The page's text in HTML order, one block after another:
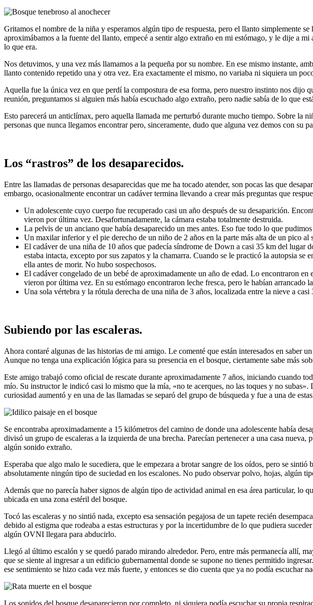
Gritamos el nombre de la niña y esperamos algún tipo de respuesta, pero el llanto simplemente
aproximábamos a la fuente del llanto, empecé a sentir algo extraño en mi estómago, y le dije a
lo que era.
Nos detuvimos, y una vez más llamamos a la pequeña por su nombre. En ese mismo instante,
llanto contenido repetido una y otra vez. Era exactamente el mismo, no variaba ni siquiera un
Aquella fue la única vez en que perdí la compostura de esa forma, pero nuestro instinto nos dijo
reunión, preguntamos si alguien más había escuchado algo extraño, pero nadie sabía de lo que
Esto parecerá un anticlímax, pero aquella llamada me perturbó durante mucho tiempo. Sobre la
personas que nunca llegamos encontrar pero, sinceramente, dudo que alguna vez demos con su
Los “rastros” de los desaparecidos.
Entre las llamadas de personas desaparecidas que me ha tocado atender, son pocas las que
embargo, ocasionalmente encontrar un cadáver termina llevando a crear más preguntas que
Un adolescente cuyo cuerpo fue recuperado casi un año después de su desaparición.
vieron por última vez. Desafortunadamente, la cámara estaba totalmente destruida.
La pelvis de un anciano que había desaparecido un mes antes. Eso fue todo lo que
Un maxilar inferior y el pie derecho de un niño de 2 años en la parte más alta de un pico al
El cadáver de una niña de 10 años que padecía síndrome de Down a casi 35 km del lugar
estaba intacta, excepto por sus zapatos y la chamarra. Cuando se le practicó la autopsia
ella antes de morir. No hubo sospechosos.
El cadáver congelado de un bebé de aproximadamente un año de edad. Lo encontraron
vieron por última vez. En su estómago encontraron leche fresca, pero le habían arrancado
Una sola vértebra y la rótula derecha de una niña de 3 años, localizada entre la nieve a
Subiendo por las escaleras.
Ahora contaré algunas de las historias de mi amigo. Le comenté que están interesados en saber
Aunque no tenga una explicación lógica para su presencia en el bosque, ciertamente sabe más
Este amigo trabajó como oficial de rescate durante aproximadamente 7 años, iniciando cuando
mío. Su instructor le indicó casi lo mismo que la mía, «no te acerques, no las toques y no
curiosidad aumentó y en una de las llamadas se separó del grupo de búsqueda y fue a una de estas
Se encontraba aproximadamente a 15 kilómetros del camino de donde una adolescente había
divisó un grupo de escaleras a la izquierda de una brecha. Parecían pertenecer a una casa
algún sonido extraño.
Esperaba que algo malo le sucediera, que le empezara a brotar sangre de los oídos, pero se
absolutamente ningún tipo de suciedad en los escalones. No pudo observar polvo, hojas, algún
Además que no parecía haber signos de algún tipo de actividad animal en esa área particular, lo
ubicada en una zona estéril del bosque.
Tocó las escaleras y no sintió nada, excepto esa sensación pegajosa de un tapete recién
debido al estigma que rodeaba a estas estructuras y por la incertidumbre de lo que pudiera
algún OVNI llegara para abducirlo.
Llegó al último escalón y se quedó parado mirando alrededor. Pero, entre más permanecía allí,
que se siente al ingresar a un edificio gubernamental donde se supone no tienes permitido
ese sentimiento se hizo cada vez más fuerte, y entonces se dio cuenta que ya no podía escuchar
Los sonidos del bosque desaparecieron por completo, ni siquiera podía escuchar su propia